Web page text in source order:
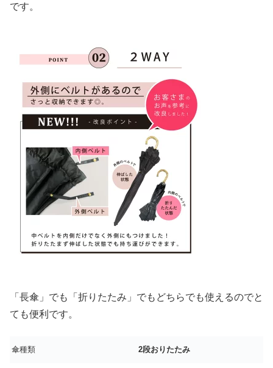
です。
「長傘」でも「折りたたみ」でもどちらでも使えるのでと
ても便利です。
傘種類 2段おりたたみ